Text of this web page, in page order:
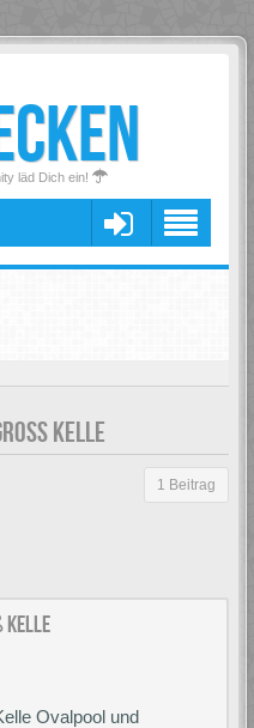
läd Dich ein!
KELLE
1 Beitrag
Kelle
Ovalpool und